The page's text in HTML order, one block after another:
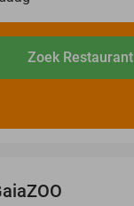
Zoek Restaurant